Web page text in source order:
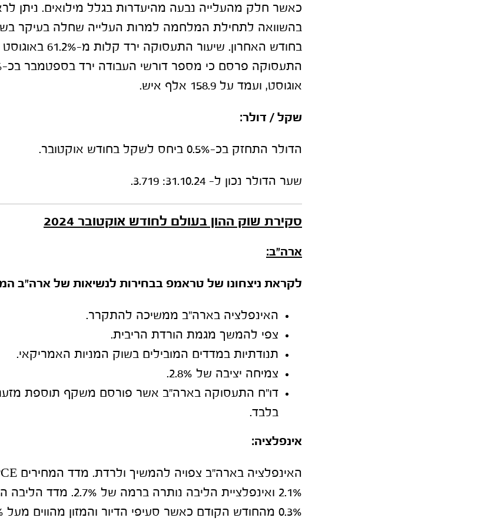
כאשר חלק מהעלייה נבעה מהיעדרות בגלל מילואים. ניתן
בהשוואה לתחילת המלחמה למרות העלייה שחלה בעיקר
אוגוסט, ועמד על 158.9 אלף איש.
שקל / דולר:
הדולר התחזק בכ-0.5% ביחס לשקל בחודש אוקטובר.
שער הדולר נכון ל- 31.10.24: 3.719.
סקירת שוק ההון בעולם לחודש אוקטובר 2024
ארה"ב:
לקראת ניצחונו של טראמפ בבחירות לנשיאות של ארה"ב
האינפלציה בארה"ב ממשיכה להתקרר.
צפי להמשך מגמת הורדת הריבית.
תנודתיות במדדים המובילים בשוק המניות האמריקאי.
צמיחה יציבה של 2.8%.
בלבד.
אינפלציה:
2.1% ואינפלציית הליבה
0.3% מהחודש הקודם כאשר סעיפי הדיור והמזון מהווים מעל 75% מהעלייה.